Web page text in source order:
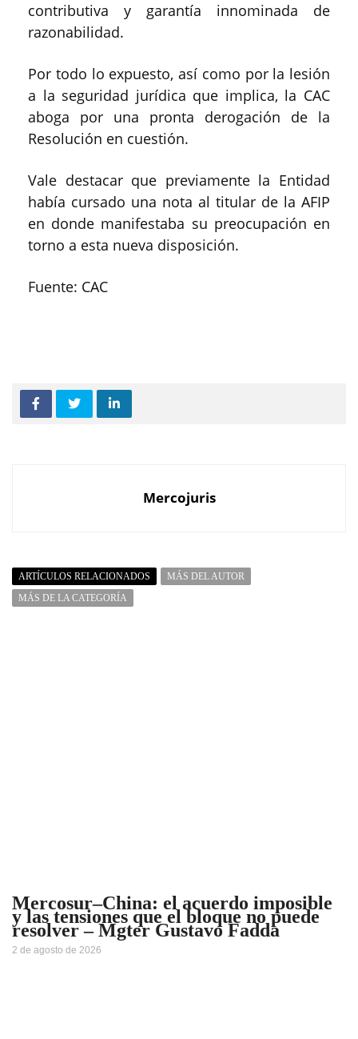
contributiva y garantía innominada de
razonabilidad.
Por todo lo expuesto, así como por la lesión
a la seguridad jurídica que implica, la CAC
aboga por una pronta derogación de la
Resolución en cuestión.
Vale destacar que previamente la Entidad
había cursado una nota al titular de la AFIP
en donde manifestaba su preocupación en
torno a esta nueva disposición.
Fuente: CAC
Mercojuris
ARTÍCULOS RELACIONADOS
MÁS DEL AUTOR
MÁS DE LA CATEGORÍA
Mercosur–China: el acuerdo imposible
y las tensiones que el bloque no puede
resolver – Mgter Gustavo Fadda
2 de agosto de 2026